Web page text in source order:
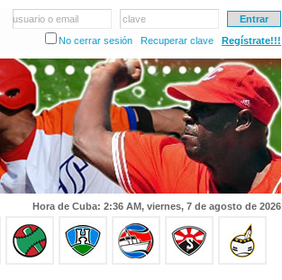
usuario o email
clave
No cerrar sesión
Recuperar clave Regístrate!!!
Hora de Cuba: 2:36 AM, viernes, 7 de agosto de 2026